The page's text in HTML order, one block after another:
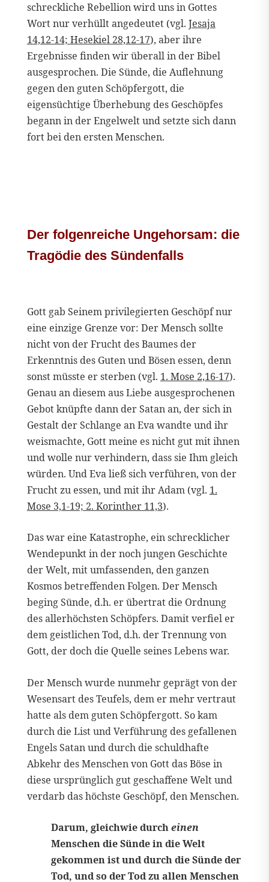
schreckliche Rebellion wird uns in Gottes
Wort nur verhüllt angedeutet (vgl. Jesaja
14,12-14; Hesekiel 28,12-17), aber ihre
Ergebnisse finden wir überall in der Bibel
ausgesprochen. Die Sünde, die Auflehnung
gegen den guten Schöpfergott, die
eigensüchtige Überhebung des Geschöpfes
begann in der Engelwelt und setzte sich dann
fort bei den ersten Menschen.
Der folgenreiche Ungehorsam: die
Tragödie des Sündenfalls
Gott gab Seinem privilegierten Geschöpf nur
eine einzige Grenze vor: Der Mensch sollte
nicht von der Frucht des Baumes der
Erkenntnis des Guten und Bösen essen, denn
sonst müsste er sterben (vgl. 1. Mose 2,16-17).
Genau an diesem aus Liebe ausgesprochenen
Gebot knüpfte dann der Satan an, der sich in
Gestalt der Schlange an Eva wandte und ihr
weismachte, Gott meine es nicht gut mit ihnen
und wolle nur verhindern, dass sie Ihm gleich
würden. Und Eva ließ sich verführen, von der
Frucht zu essen, und mit ihr Adam (vgl. 1.
Mose 3,1-19; 2. Korinther 11,3).
Das war eine Katastrophe, ein schrecklicher
Wendepunkt in der noch jungen Geschichte
der Welt, mit umfassenden, den ganzen
Kosmos betreffenden Folgen. Der Mensch
beging Sünde, d.h. er übertrat die Ordnung
des allerhöchsten Schöpfers. Damit verfiel er
dem geistlichen Tod, d.h. der Trennung von
Gott, der doch die Quelle seines Lebens war.
Der Mensch wurde nunmehr geprägt von der
Wesensart des Teufels, dem er mehr vertraut
hatte als dem guten Schöpfergott. So kam
durch die List und Verführung des gefallenen
Engels Satan und durch die schuldhafte
Abkehr des Menschen von Gott das Böse in
diese ursprünglich gut geschaffene Welt und
verdarb das höchste Geschöpf, den Menschen.
Darum, gleichwie durcheinen
Menschen die Sünde in die Welt
gekommen ist und durch die Sünde der
Tod, und so der Tod zu allen Menschen